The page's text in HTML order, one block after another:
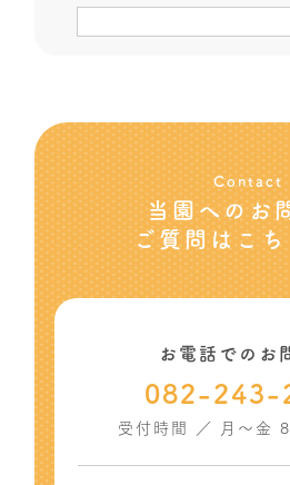
Contact
当園へのお
ご質問はこ
お電話でのお
082-243-
受付時間 ／ 月〜金